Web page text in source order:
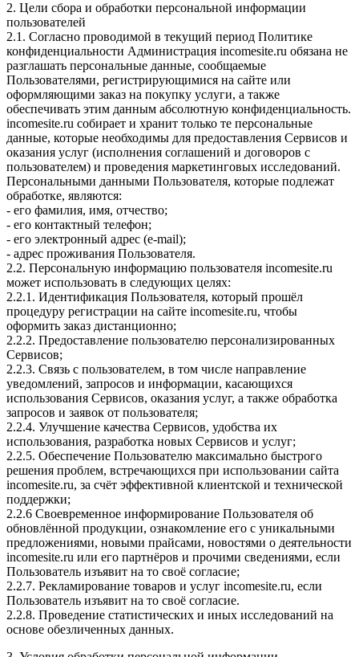
2. Цели сбора и обработки персональной информации
пользователей
2.1. Согласно проводимой в текущий период Политике
конфиденциальности Администрация incomesite.ru обязана не
разглашать персональные данные, сообщаемые
Пользователями, регистрирующимися на сайте или
оформляющими заказ на покупку услуги, а также
обеспечивать этим данным абсолютную конфиденциальность.
incomesite.ru собирает и хранит только те персональные
данные, которые необходимы для предоставления Сервисов и
оказания услуг (исполнения соглашений и договоров с
пользователем) и проведения маркетинговых исследований.
Персональными данными Пользователя, которые подлежат
обработке, являются:
- его фамилия, имя, отчество;
- его контактный телефон;
- его электронный адрес (e-mail);
- адрес проживания Пользователя.
2.2. Персональную информацию пользователя incomesite.ru
может использовать в следующих целях:
2.2.1. Идентификация Пользователя, который прошёл
процедуру регистрации на сайте incomesite.ru, чтобы
оформить заказ дистанционно;
2.2.2. Предоставление пользователю персонализированных
Сервисов;
2.2.3. Связь с пользователем, в том числе направление
уведомлений, запросов и информации, касающихся
использования Сервисов, оказания услуг, а также обработка
запросов и заявок от пользователя;
2.2.4. Улучшение качества Сервисов, удобства их
использования, разработка новых Сервисов и услуг;
2.2.5. Обеспечение Пользователю максимально быстрого
решения проблем, встречающихся при использовании сайта
incomesite.ru, за счёт эффективной клиентской и технической
поддержки;
2.2.6 Своевременное информирование Пользователя об
обновлённой продукции, ознакомление его с уникальными
предложениями, новыми прайсами, новостями о деятельности
incomesite.ru или его партнёров и прочими сведениями, если
Пользователь изъявит на то своё согласие;
2.2.7. Рекламирование товаров и услуг incomesite.ru, если
Пользователь изъявит на то своё согласие.
2.2.8. Проведение статистических и иных исследований на
основе обезличенных данных.